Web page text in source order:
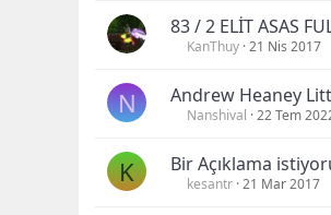
83 / 2 ELİT ASAS
KanThuy 21 Nis 2017
N Andrew Heaney
Nanshival 22 Tem
K Bir Açıklama
kesantr 21 Mar 2017